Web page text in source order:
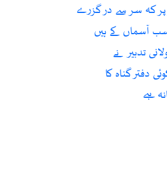
کہ سر سے در گزرے
آسماں کے ہیں
تدبیر نے
دفتر گناہ کا
ہے